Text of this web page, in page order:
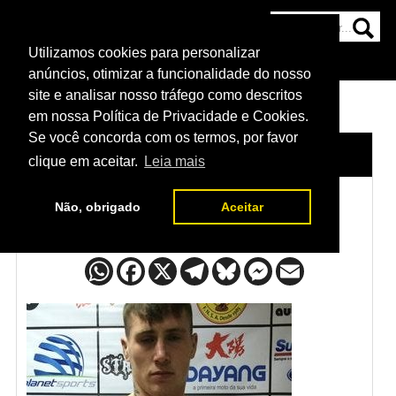
Utilizamos cookies para personalizar
anúncios, otimizar a funcionalidade do nosso
site e analisar nosso tráfego como descritos
em nossa Política de Privacidade e Cookies.
Se você concorda com os termos, por favor
clique em aceitar.
Leia mais
Não, obrigado Aceitar
NOTÍCIAS
HOME LUTADORES /
Darren Till